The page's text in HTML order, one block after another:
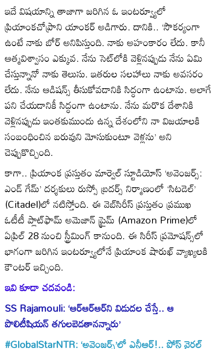
ఇదే విషయాన్ని తాజాగా జరిగిన ఓ ఇంటర్వ్యూలో
ప్రియాంకచోప్రాని యాంకర్ అడిగారు. దానికి.. ‘సౌకర్యంగా
ఉంటే నాకు బోర్ అనిపిస్తుంది. నాకు అహంకారం లేదు. కానీ
ఆత్మవిశ్వాసం ఎక్కువ. నేను సెట్‌లోకి వెళ్లినప్పుడు నేను ఏమి
చేస్తున్నానో నాకు తెలుసు. ఇతరుల సలహాలు నాకు అవసరం
లేదు. నేను ఆడిషన్స్ తీసుకోవడానికి సిద్ధంగా ఉంటాను. అలాగే
పని చేయడానికీ సిద్ధంగా ఉంటాను. నేను మరొక దేశానికి
వెళ్లినప్పుడు ఇంతకుముందు ఉన్న దేశంలోని నా విజయాలకి
సంబంధించిన బరువుని మోసుకుంటూ వెళ్లను’ అని
చెప్పుకొచ్చింది.
కాగా.. ప్రియాంక ప్రస్తుతం మార్వెల్ స్టూడియోస్ ‘అవెంజర్స్:
ఎండ్ గేమ్’ దర్శకులు రుస్సో బ్రదర్స్ నిర్మాణంలో ‘సిటడెల్’
(Citadel)లో నటిస్తోంది. ఈ వెబ్‌సిరీస్ ప్రస్తుతం ప్రముఖ
ఓటీటీ ప్లాట్‌ఫామ్ అమెజాన్ ప్రైమ్‌ (Amazon Prime)లో
ఏప్రిల్ 28 నుంచి స్ట్రీమింగ్ కానుంది. ఈ సిరీస్ ప్రమోషన్స్‌లో
భాగంగా జరిగిన ఇంటర్వ్యూలోనే ప్రియాంక షారుఖ్ వ్యాఖ్యలకి
కౌంటర్ ఇచ్చింది.
ఇవి కూడా చదవండి:
SS Rajamouli: ‘ఆర్ఆర్ఆర్‌ని విడుదల చేస్తే.. ఆ
పొలిటీషియన్ తగులబెడతానన్నారు’
#GlobalStarNTR: ‘అవెంజర్స్’లో ఎన్టీఆర్!.. పోస్ట్ వైరల్